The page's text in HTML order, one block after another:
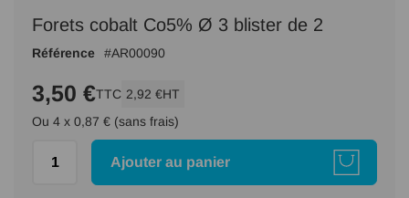
début
d’images
Forets cobalt Co5% Ø 3 blister de 2
Référence AR00090
3,50 €TTC 2,92 €HT
Ou 4 x 0,87 € (sans frais)
Ajouter au panier